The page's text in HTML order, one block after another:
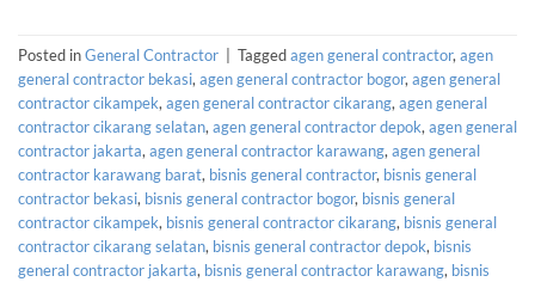
Posted inGeneral Contractor Taggedagen general contractor, agen
general contractor bekasi, agen general contractor bogor, agen general
contractor cikampek, agen general contractor cikarang, agen general
contractor cikarang selatan, agen general contractor depok, agen general
contractor jakarta, agen general contractor karawang, agen general
contractor karawang barat, bisnis general contractor, bisnis general
contractor bekasi, bisnis general contractor bogor, bisnis general
contractor cikampek, bisnis general contractor cikarang, bisnis general
contractor cikarang selatan, bisnis general contractor depok, bisnis
general contractor jakarta, bisnis general contractor karawang, bisnis